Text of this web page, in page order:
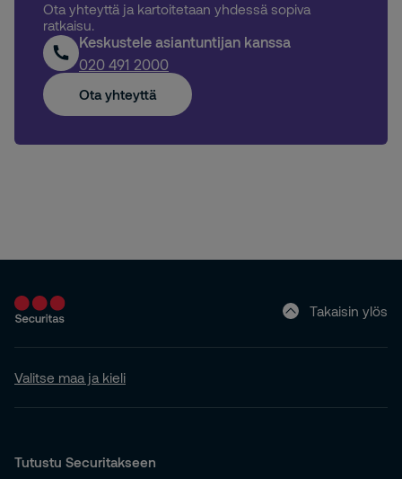
Ota yhteyttä ja kartoitetaan yhdessä sopiva
ratkaisu.
Keskustele asiantuntijan kanssa
020 491 2000
Ota yhteyttä
Takaisin ylös
Valitse maa ja kieli
Tutustu Securitakseen